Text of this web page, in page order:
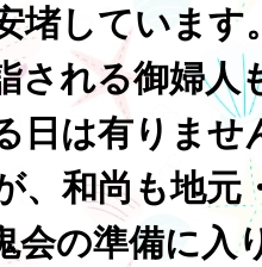
堵しています
される御婦人
日は有りませ
、和尚も地元
会の準備に入